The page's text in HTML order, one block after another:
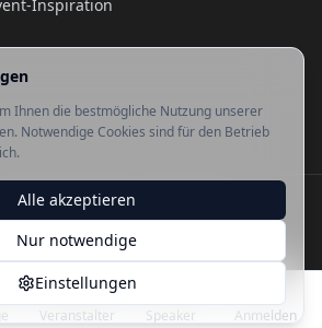
Veranstalter Speaker Anmelden
Inspiration
Impressum · AGB ·
2026SpeakerMatching.
Ihnen die bestmögliche Nutzung unserer
Notwendige Cookies sind für den Betrieb
Alle akzeptieren
Nur notwendige
Einstellungen